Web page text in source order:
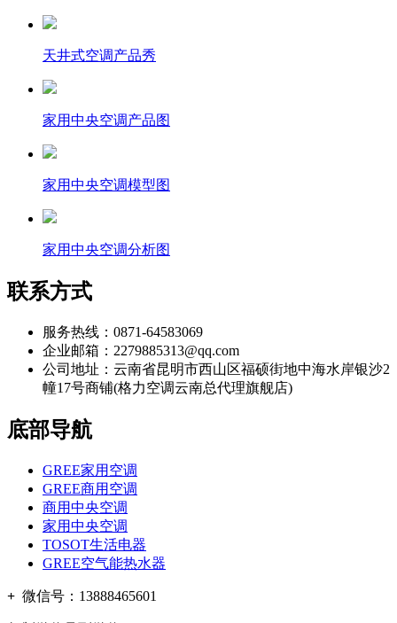
天井式空调产品秀
家用中央空调产品图
家用中央空调模型图
家用中央空调分析图
联系方式
服务热线：0871-64583069
企业邮箱：2279885313@qq.com
公司地址：云南省昆明市西山区福硕街地中海水岸银沙2
幢17号商铺(格力空调云南总代理旗舰店)
底部导航
GREE家用空调
GREE商用空调
商用中央空调
家用中央空调
TOSOT生活电器
GREE空气能热水器
+ 微信号： 13888465601